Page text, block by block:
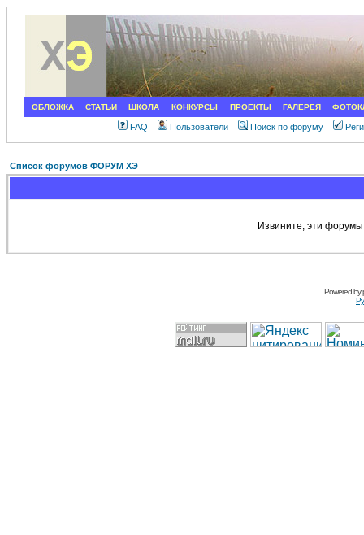
ОБЛОЖКА СТАТЬИ ШКОЛА КОНКУРСЫ ПРОЕКТЫ ГАЛЕРЕЯ
FAQ Пользователи Поиск по форуму
Список форумов ФОРУМ ХЭ
Извините, эти
Powered by